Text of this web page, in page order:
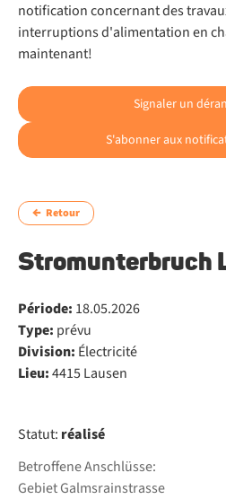
notification concernant des
interruptions d'alimentation en
maintenant!
Signaler un
S'abonner aux
Retour
Stromunterbruch
Période: 18.05.2026
Type: prévu
Division: Électricité
Lieu:4415 Lausen
Statut: réalisé
Betroffene Anschlüsse:
Gebiet Galmsrainstrasse